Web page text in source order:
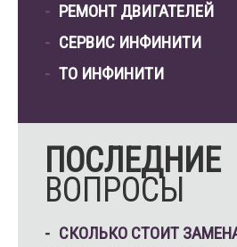
РЕМОНТ ДВИГАТЕЛЕЙ
СЕРВИС ИНФИНИТИ
ТО ИНФИНИТИ
ПОСЛЕДНИЕ
ВОПРОСЫ
СКОЛЬКО СТОИТ